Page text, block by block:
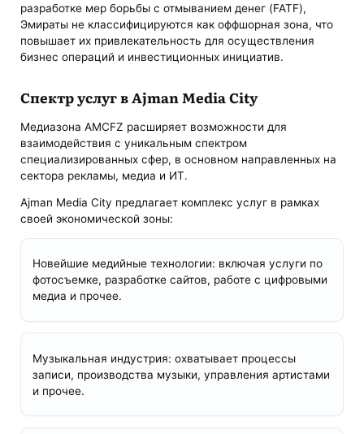
разработке мер борьбы с отмыванием денег (FATF),
Эмираты не классифицируются как оффшорная зона, что
повышает их привлекательность для осуществления
бизнес операций и инвестиционных инициатив.
Спектр услуг в Ajman Media City
Медиазона AMCFZ расширяет возможности для
взаимодействия с уникальным спектром
специализированных сфер, в основном направленных на
сектора рекламы, медиа и ИТ.
Ajman Media City предлагает комплекс услуг в рамках
своей экономической зоны:
Новейшие медийные технологии: включая услуги по
фотосъемке, разработке сайтов, работе с цифровыми
медиа и прочее.
Музыкальная индустрия: охватывает процессы
записи, производства музыки, управления артистами
и прочее.